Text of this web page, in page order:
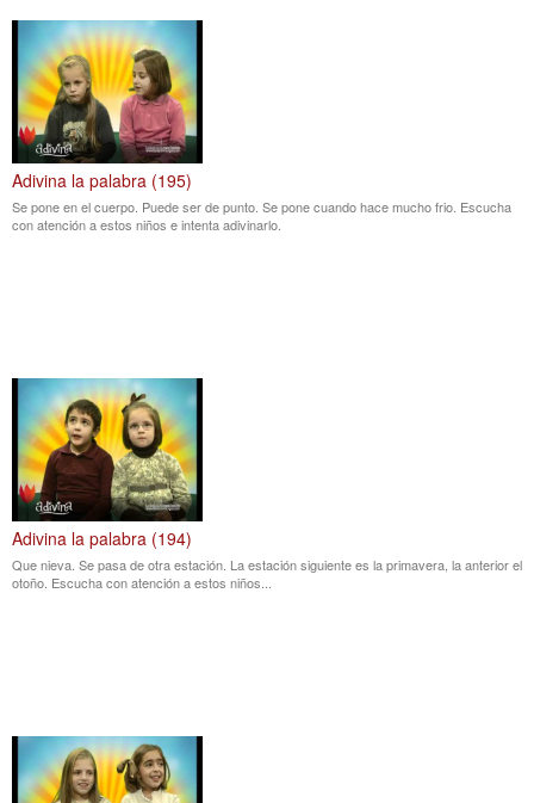
Adivina la palabra (195)
Se pone en el cuerpo. Puede ser de punto. Se pone cuando hace mucho frio. Escucha
con atención a estos niños e intenta adivinarlo.
Adivina la palabra (194)
Que nieva. Se pasa de otra estación. La estación siguiente es la primavera, la anterior el
otoño. Escucha con atención a estos niños...